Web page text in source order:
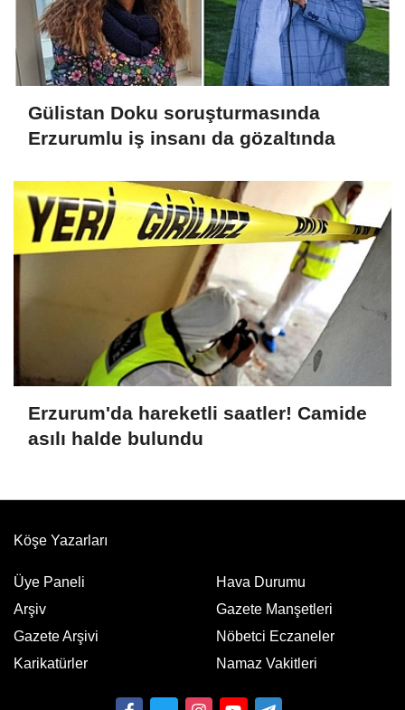
Gülistan Doku soruşturmasında
Erzurumlu iş insanı da gözaltında
Erzurum'da hareketli saatler! Camide
asılı halde bulundu
Köşe Yazarları
Üye Paneli
Arşiv
Gazete Arşivi
Karikatürler
Hava Durumu
Gazete Manşetleri
Nöbetci Eczaneler
Namaz Vakitleri